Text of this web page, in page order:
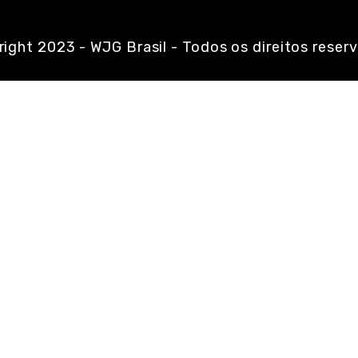
2023 - WJG Brasil - Todos os direitos